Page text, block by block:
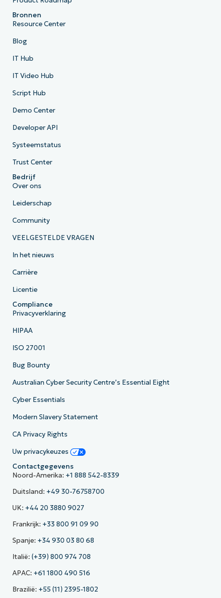
Bronnen
Resource Center
Blog
IT Hub
IT Video Hub
Script Hub
Demo Center
Developer API
Systeemstatus
Trust Center
Bedrijf
Over ons
Leiderschap
Community
VEELGESTELDE VRAGEN
In het nieuws
Carrière
Licentie
Compliance
Privacyverklaring
HIPAA
ISO 27001
Bug Bounty
Australian Cyber Security Centre’s Essential Eight
Cyber Essentials
Modern Slavery Statement
CA Privacy Rights
Uw privacykeuzes
Contactgegevens
Noord-Amerika: +1 888 542-8339
Duitsland: +49 30-76758700
UK: +44 20 3880 9027
Frankrijk: +33 800 91 09 90
Spanje: +34 930 03 80 68
Italië: (+39) 800 974 708
APAC: +61 1800 490 516
Brazilië: +55 (11) 2395-1802